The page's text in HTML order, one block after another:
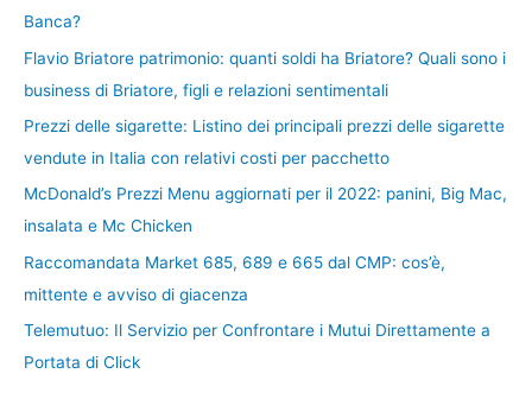
Banca?
Flavio Briatore patrimonio: quanti soldi ha Briatore? Quali sono i
business di Briatore, figli e relazioni sentimentali
Prezzi delle sigarette: Listino dei principali prezzi delle sigarette
vendute in Italia con relativi costi per pacchetto
McDonald’s Prezzi Menu aggiornati per il 2022: panini, Big Mac,
insalata e Mc Chicken
Raccomandata Market 685, 689 e 665 dal CMP: cos’è,
mittente e avviso di giacenza
Telemutuo: Il Servizio per Confrontare i Mutui Direttamente a
Portata di Click